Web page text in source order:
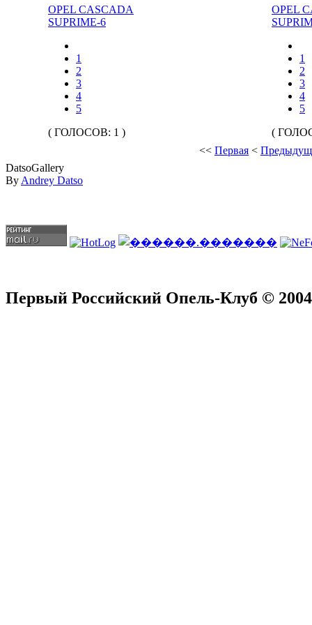
OPEL CASCADA
SUPRIME-6
1
2
3
4
5
( ГОЛОСОВ: 1 )
OPEL
1
2
3
4
5
(
<< Первая <
DatsoGallery
By Andrey Datso
Первый Российский Опель-Клуб ©